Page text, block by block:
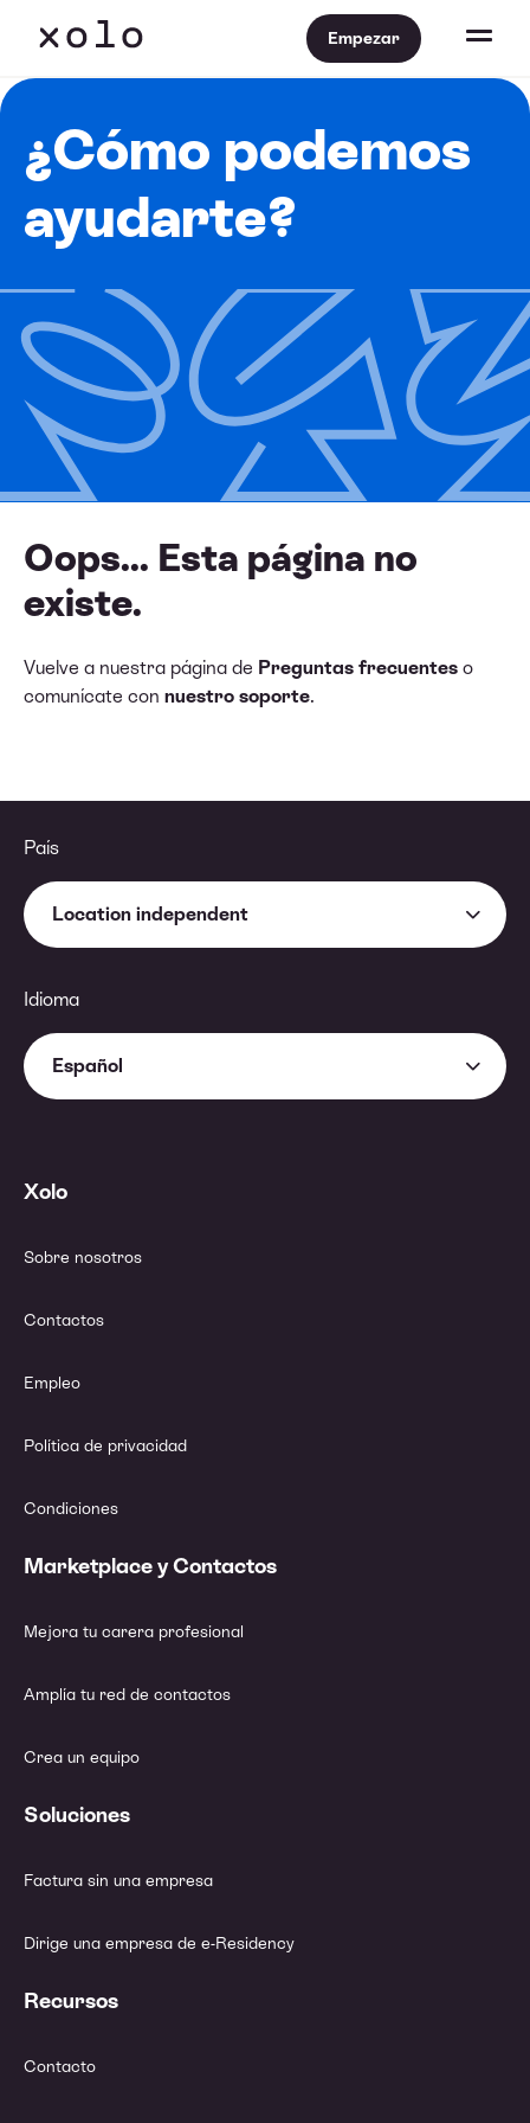
Empezar
¿Cómo podemos
ayudarte?
Oops... Esta página no
existe.
Vuelve a nuestra página de Preguntas frecuentes o
comunícate con nuestro soporte.
País
Location independent
Idioma
Español
Xolo
Sobre nosotros
Contactos
Empleo
Política de privacidad
Condiciones
Marketplace y Contactos
Mejora tu carera profesional
Amplía tu red de contactos
Crea un equipo
Soluciones
Factura sin una empresa
Dirige una empresa de e-Residency
Recursos
Contacto